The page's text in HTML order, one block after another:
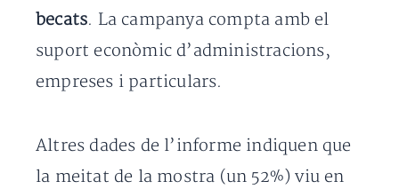
becats. La campanya compta amb el
suport econòmic d’administracions,
empreses i particulars.
Altres dades de l’informe indiquen que
la meitat de la mostra (un 52%) viu en